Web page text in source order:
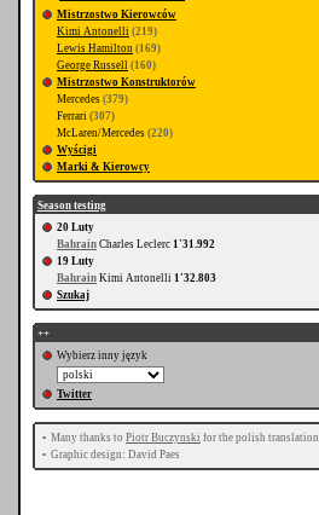
Mistrzostwo Kierowców
Kimi Antonelli (219)
Lewis Hamilton (169)
George Russell (160)
Mistrzostwo Konstruktorów
Mercedes (379)
Ferrari (307)
McLaren/Mercedes (220)
Wyścigi
Marki & Kierowcy
Season testing
20 Luty
Bahrain Charles Leclerc 1'31.992
19 Luty
Bahrain Kimi Antonelli 1'32.803
Szukaj
++
Wybierz inny język
Twitter
• Many thanks to Piotr Buczynski for the polish translation
• Graphic design: David Paes